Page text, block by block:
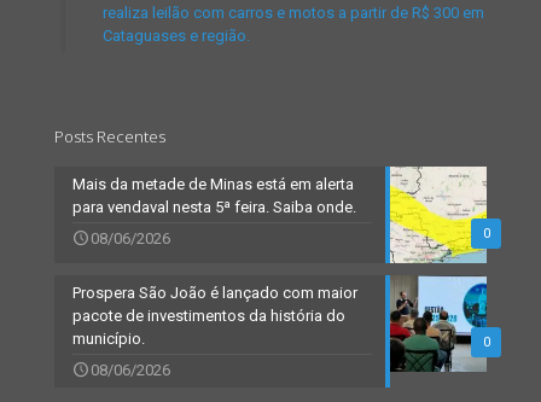
realiza leilão com carros e motos a partir de R$ 300 em
Cataguases e região.
Posts Recentes
0
Mais da metade de Minas está em alerta
para vendaval nesta 5ª feira. Saiba onde.
08/06/2026
0
Prospera São João é lançado com maior
pacote de investimentos da história do
município.
08/06/2026